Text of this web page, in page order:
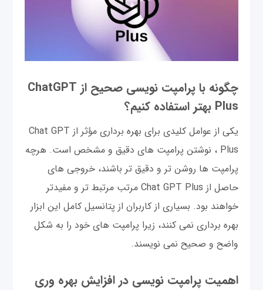
چگونه با پرامپت نویسی صحیح از ChatGPT
Plus بهتر استفاده کنیم؟
یکی از عوامل کلیدی برای بهره برداری مؤثر از Chat GPT
Plus ، نوشتن پرامپت های دقیق و مشخص است. هرچه
پرامپت ها روشن تر و دقیق تر باشند، خروجی های
حاصل از Chat GPT Plus مرتب مرتبط تر و مفیدتر
خواهند بود. بسیاری از کاربران از پتانسیل کامل این ابزار
بهره برداری نمی کنند، زیرا پرامپت های خود را به شکل
واضح و صحیح نمی نویسند.
اهمیت پرامپت نویسی در افزایش بهره وری